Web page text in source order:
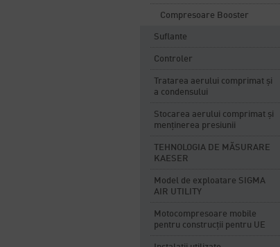
Compresoare Booster
Suflante
Controler
Tratarea aerului comprimat și
a condensului
Stocarea aerului comprimat și
menținerea presiunii
TEHNOLOGIA DE MĂSURARE
KAESER
Model de exploatare SIGMA
AIR UTILITY
Motocompresoare mobile
pentru construcții pentru UE